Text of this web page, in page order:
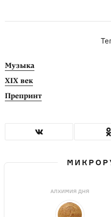
Музыка
XIX век
Препринт
АЛХИМИЯ ДНЯ